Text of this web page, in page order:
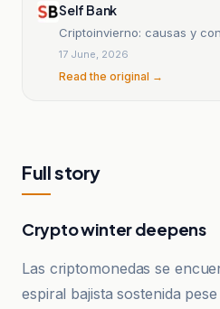
Self Bank
Criptoinvierno: causas y
17 June, 2026
Read the original →
Full story
Crypto winter deepens
Las criptomonedas se
espiral bajista sostenida